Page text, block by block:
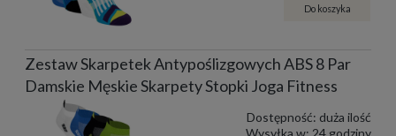
Do koszyka
Zestaw Skarpetek Antypoślizgowych ABS 8 Par
Damskie Męskie Skarpety Stopki Joga Fitness
Dostępność: duża ilość
Wysyłka w: 24 godziny